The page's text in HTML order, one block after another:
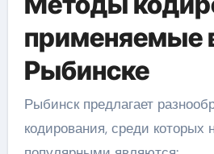
применяемые
Рыбинске
Рыбинск предлагает
кодирования, среди которых